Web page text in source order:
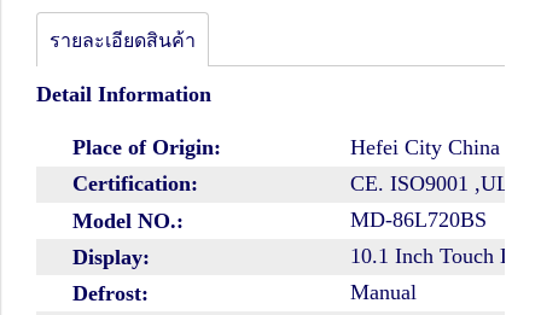
รายละเอียดสินค้า
Detail Information
Place of Origin:
Hefei City China
Certification:
CE. ISO9001 ,UL
Model NO.:
MD-86L720BS
Display:
10.1 Inch Touch
Defrost:
Manual